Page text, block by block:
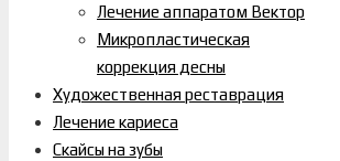
Лечение аппаратом Вектор
Микропластическая
коррекция десны
Художественная реставрация
Лечение кариеса
Скайсы на зубы